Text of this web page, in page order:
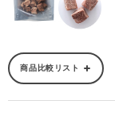
商品比較リスト